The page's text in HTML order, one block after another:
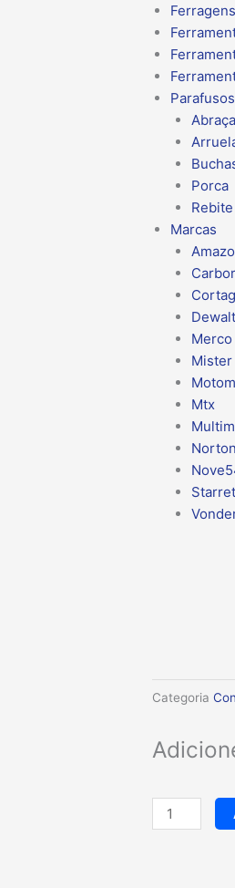
Ferragens
Parafusos
Porca
Rebite
Marcas
Cortag
Dewalt
Merco
Mister
Mtx
Norton
Starret
Categoria
Manilha
reta